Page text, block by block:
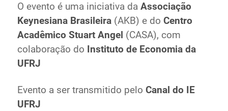
O evento é uma iniciativa da Associação
Keynesiana Brasileira(AKB) e do Centro
Acadêmico Stuart Angel (CASA), com
colaboração do Instituto de Economia da
UFRJ
Evento a ser transmitido pelo Canal do IE
UFRJ